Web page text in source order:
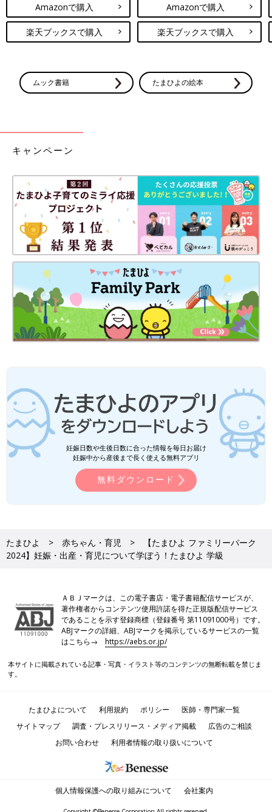
Amazonで購入
楽天ブックスで購入
Amazonで購入
楽天ブックスで購入
ムック書籍 たまひよの絵本
キャンペーン
妊娠日数や生後日数に合った情報を毎日お届け
妊娠中から産後まで長く使える無料アプリ
無料ダウンロード
たまひよ 赤ちゃん・育児
【たまひよ ファミリーパーク
2024】妊娠・出産・育児について学ぼう！たまひよ 学級
ＡＢＪマークは、この電子書店・電子書籍配信サービスが、
著作権者からコンテンツ使用許諾を得た正規版配信サービス
であることを示す登録商標（登録番号 第11091000号）です。
ABJマークの詳細、ABJマークを掲示しているサービスの一覧
はこちら→https://aebs.or.jp/
本サイトに掲載されている記事・写真・イラスト等のコンテンツの無断転載を禁じま
す。
たまひよについて 利用規約 ポリシー
医師・専門家一覧
サイトマップ
調査・プレスリリース・メディア掲載
広告のご相談
お問い合わせ
利用者情報の取り扱いについて
個人情報保護への取り組みについて 会社案内